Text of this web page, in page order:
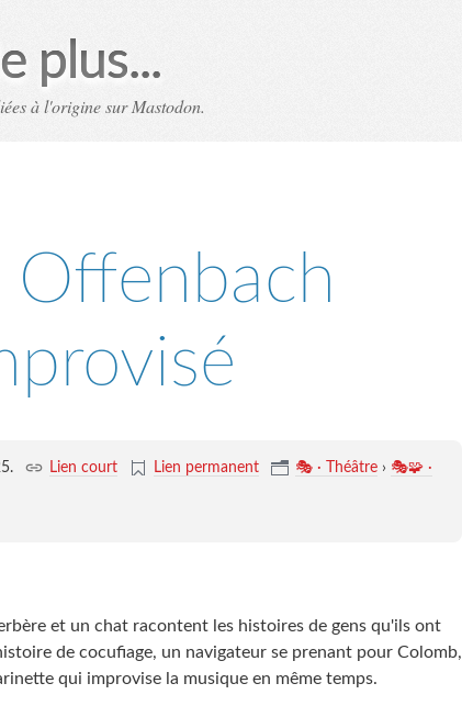
plus...
à l'origine sur Mastodon.
. Lien court Lien permanent 🎭 · Théâtre› 🎭🧩 ·
et un chat racontent les histoires de gens qu'ils ont
de cocufiage, un navigateur se prenant pour Colomb,
qui improvise la musique en même temps.